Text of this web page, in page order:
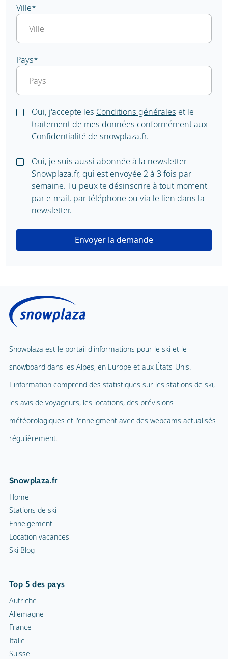
Ville*
Pays*
Oui, j'accepte les Conditions générales et le
traitement de mes données conformément aux
Confidentialité de snowplaza.fr.
Oui, je suis aussi abonnée à la newsletter
Snowplaza.fr, qui est envoyée 2 à 3 fois par
semaine. Tu peux te désinscrire à tout moment
par e-mail, par téléphone ou via le lien dans la
newsletter.
Envoyer la demande
Snowplaza est le portail d'informations pour le ski et le
snowboard dans les Alpes, en Europe et aux États-Unis.
L'information comprend des statistiques sur les stations de ski,
les avis de voyageurs, les locations, des prévisions
météorologiques et l'enneigment avec des webcams actualisés
régulièrement.
Snowplaza.fr
Home
Stations de ski
Enneigement
Location vacances
Ski Blog
Top 5 des pays
Autriche
Allemagne
France
Italie
Suisse